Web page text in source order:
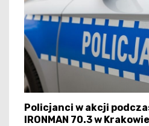
Policjanci w akcji
IRONMAN 70.3 w Krakowie